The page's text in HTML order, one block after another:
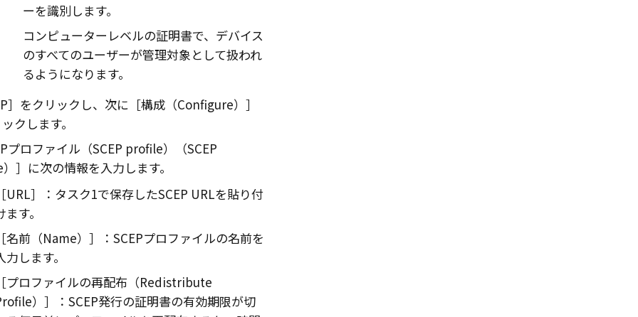
ーを識別します。
コンピューターレベルの証明書で、デバイス
のすべてのユーザーが管理対象として扱われ
るようになります。
をクリックし、次に
構成（Configure）
クします。
プロファイル（SCEP proﬁle）（SCEP
に次の情報を入力します。
URL
：タスク1で保存したSCEP URLを貼り付
ます。
名前（Name）
：SCEPプロファイルの名前を
力します。
プロファイルの再配布（Redistribute
）
：SCEP発行の証明書の有効期限が切